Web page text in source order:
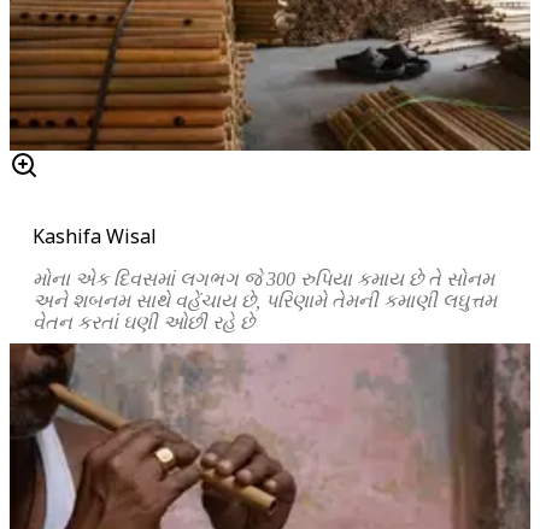
Kashifa Wisal
મોના એક દિવસમાં લગભગ જે300 રુપિયા કમાય છે તે સોનમ
અને શબનમ સાથે વહેંચાય છે, પરિણામે તેમની કમાણી લઘુત્તમ
વેતન કરતાં ઘણી ઓછી રહે છે